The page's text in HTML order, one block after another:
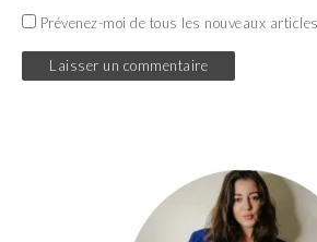
Prévenez-moi de tous les nouveaux